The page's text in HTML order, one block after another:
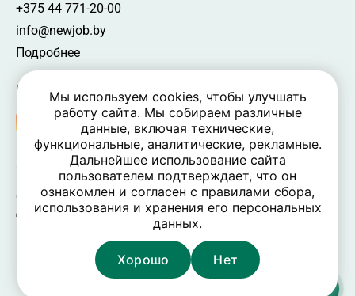
+375 44 771-20-00
info@newjob.by
Подробнее
Мы в соцсетях
NEWJOB.BY 🐝 2024 - 2026 | Все права защищены
ООО «Атамантия» | УНП 693331617
Беларусь, Минская обл., Минский р-н, Новодворский
c/c,
дом 40/2, оф. 52, р-н д. Большое Стиклево, 223060
Время работы: пн-пт 09:00-17:30, вых. — сб, вс
Карта сайта
Мы используем cookies, чтобы улучшать
работу сайта. Мы собираем различные
данные, включая технические,
функциональные, аналитические, рекламные.
Дальнейшее использование сайта
пользователем подтверждает, что он
ознакомлен и согласен с правилами сбора,
использования и хранения его персональных
данных.
Хорошо Нет